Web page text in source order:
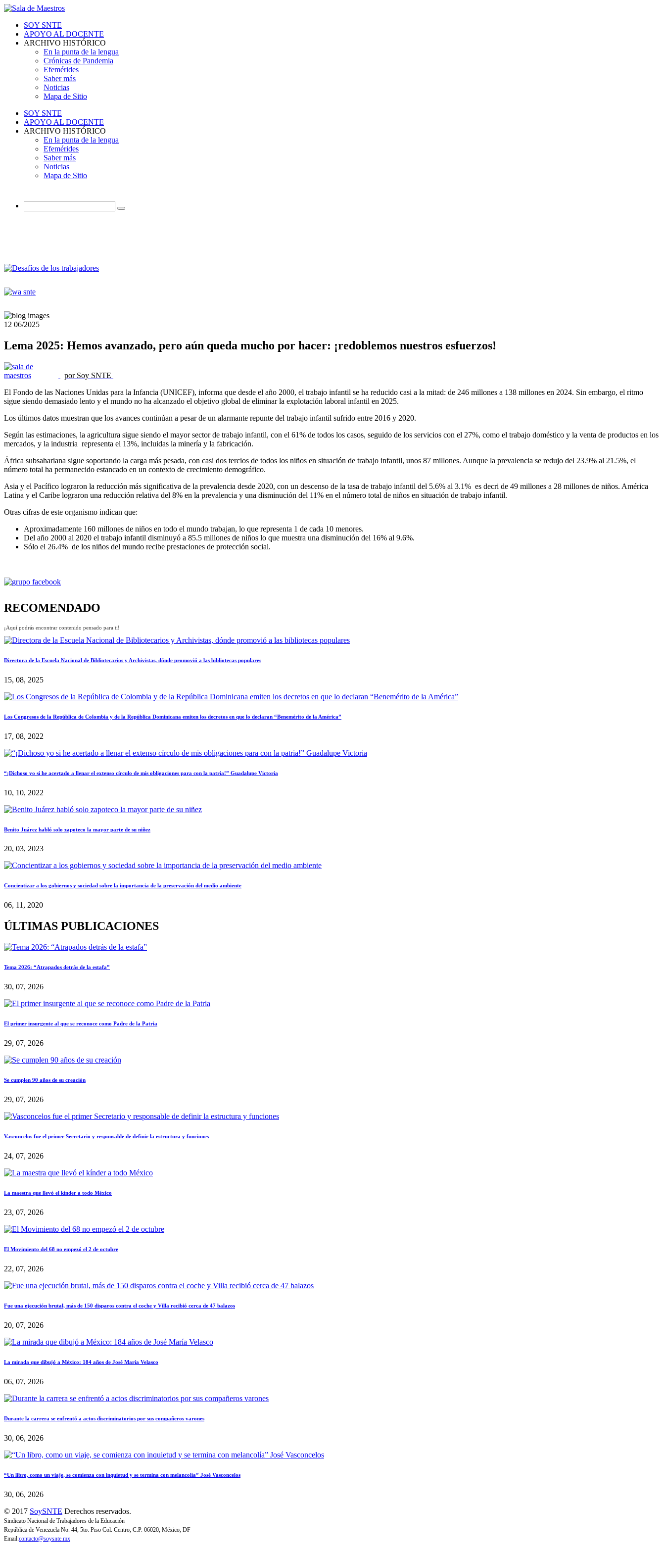
SOY SNTE
APOYO AL DOCENTE
ARCHIVO HISTÓRICO
En la punta de la lengua
Crónicas de Pandemia
Efemérides
Saber más
Noticias
Mapa de Sitio
SOY SNTE
APOYO AL DOCENTE
ARCHIVO HISTÓRICO
En la punta de la lengua
Efemérides
Saber más
Noticias
Mapa de Sitio
12 06/2025
Lema 2025: Hemos avanzado, pero aún queda mucho por hacer: ¡redoblemos nuestros esfuerzos!
por Soy SNTE
El Fondo de las Naciones Unidas para la Infancia (UNICEF), informa que desde el año 2000, el trabajo infantil se ha reducido casi a la mitad: de 246 millones a 138 millones en 2024. Sin embargo, el ritmo
sigue siendo demasiado lento y el mundo no ha alcanzado el objetivo global de eliminar la explotación laboral infantil en 2025.
Los últimos datos muestran que los avances continúan a pesar de un alarmante repunte del trabajo infantil sufrido entre 2016 y 2020.
Según las estimaciones, la agricultura sigue siendo el mayor sector de trabajo infantil, con el 61% de todos los casos, seguido de los servicios con el 27%, como el trabajo doméstico y la venta de productos en los
mercados, y la industria representa el 13%, incluidas la minería y la fabricación.
África subsahariana sigue soportando la carga más pesada, con casi dos tercios de todos los niños en situación de trabajo infantil, unos 87 millones. Aunque la prevalencia se redujo del 23.9% al 21.5%, el
número total ha permanecido estancado en un contexto de crecimiento demográfico.
Asia y el Pacífico lograron la reducción más significativa de la prevalencia desde 2020, con un descenso de la tasa de trabajo infantil del 5.6% al 3.1% es decri de 49 millones a 28 millones de niños. América
Latina y el Caribe lograron una reducción relativa del 8% en la prevalencia y una disminución del 11% en el número total de niños en situación de trabajo infantil.
Otras cifras de este organismo indican que:
Aproximadamente 160 millones de niños en todo el mundo trabajan, lo que representa 1 de cada 10 menores.
Del año 2000 al 2020 el trabajo infantil disminuyó a 85.5 millones de niños lo que muestra una disminución del 16% al 9.6%.
Sólo el 26.4% de los niños del mundo recibe prestaciones de protección social.
RECOMENDADO
¡Aquí podrás encontrar contenido pensado para ti!
Directora de la Escuela Nacional de Bibliotecarios y Archivistas, dónde promovió a las bibliotecas populares
15, 08, 2025
Los Congresos de la República de Colombia y de la República Dominicana emiten los decretos en que lo declaran “Benemérito de la América”
17, 08, 2022
“¡Dichoso yo si he acertado a llenar el extenso círculo de mis obligaciones para con la patria!” Guadalupe Victoria
10, 10, 2022
Benito Juárez habló solo zapoteco la mayor parte de su niñez
20, 03, 2023
Concientizar a los gobiernos y sociedad sobre la importancia de la preservación del medio ambiente
06, 11, 2020
ÚLTIMAS PUBLICACIONES
Tema 2026: “Atrapados detrás de la estafa”
30, 07, 2026
El primer insurgente al que se reconoce como Padre de la Patria
29, 07, 2026
Se cumplen 90 años de su creación
29, 07, 2026
Vasconcelos fue el primer Secretario y responsable de definir la estructura y funciones
24, 07, 2026
La maestra que llevó el kínder a todo México
23, 07, 2026
El Movimiento del 68 no empezó el 2 de octubre
22, 07, 2026
Fue una ejecución brutal, más de 150 disparos contra el coche y Villa recibió cerca de 47 balazos
20, 07, 2026
La mirada que dibujó a México: 184 años de José María Velasco
06, 07, 2026
Durante la carrera se enfrentó a actos discriminatorios por sus compañeros varones
30, 06, 2026
“Un libro, como un viaje, se comienza con inquietud y se termina con melancolía” José Vasconcelos
30, 06, 2026
© 2017 SoySNTE Derechos reservados.
Sindicato Nacional de Trabajadores de la Educación
República de Venezuela No. 44, 5to. Piso Col. Centro, C.P. 06020, México, DF
Email:contacto@soysnte.mx